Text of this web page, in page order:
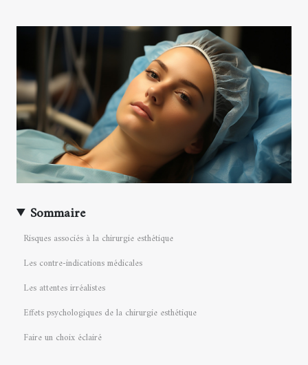
Sommaire
Risques associés à la chirurgie esthétique
Les contre-indications médicales
Les attentes irréalistes
Effets psychologiques de la chirurgie esthétique
Faire un choix éclairé